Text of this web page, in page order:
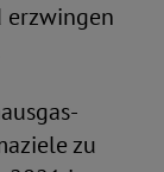
erzwingen
zu